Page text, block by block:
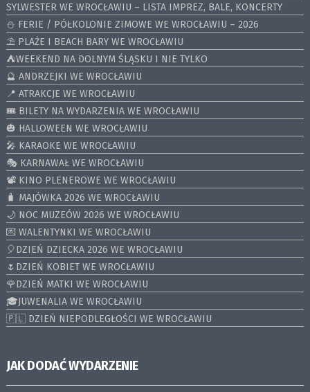
SYLWESTER WE WROCŁAWIU – LISTA IMPREZ, BALE, KONCERTY
⛄️ FERIE / PÓŁKOLONIE ZIMOWE WE WROCŁAWIU – 2026
⛱️ PLAŻE I BEACH BARY WE WROCŁAWIU
⛺️WEEKEND NA DOLNYM ŚLĄSKU I NIE TYLKO
🔮 ANDRZEJKI WE WROCŁAWIU
📍 ATRAKCJE WE WROCŁAWIU
🎟️ BILETY NA WYDARZENIA WE WROCŁAWIU
🎃 HALLOWEEN WE WROCŁAWIU
🎤 KARAOKE WE WROCŁAWIU
🎭 KARNAWAŁ WE WROCŁAWIU
📽️ KINO PLENEROWE WE WROCŁAWIU
🧳 MAJÓWKA 2026 WE WROCŁAWIU
🌙 NOC MUZEÓW 2026 WE WROCŁAWIU
💌 WALENTYNKI WE WROCŁAWIU
🎈DZIEŃ DZIECKA 2026 WE WROCŁAWIU
🌷DZIEŃ KOBIET WE WROCŁAWIU
🌹DZIEŃ MATKI WE WROCŁAWIU
🎓JUWENALIA WE WROCŁAWIU
🇵🇱 DZIEŃ NIEPODLEGŁOŚCI WE WROCŁAWIU
JAK DODAĆ WYDARZENIE